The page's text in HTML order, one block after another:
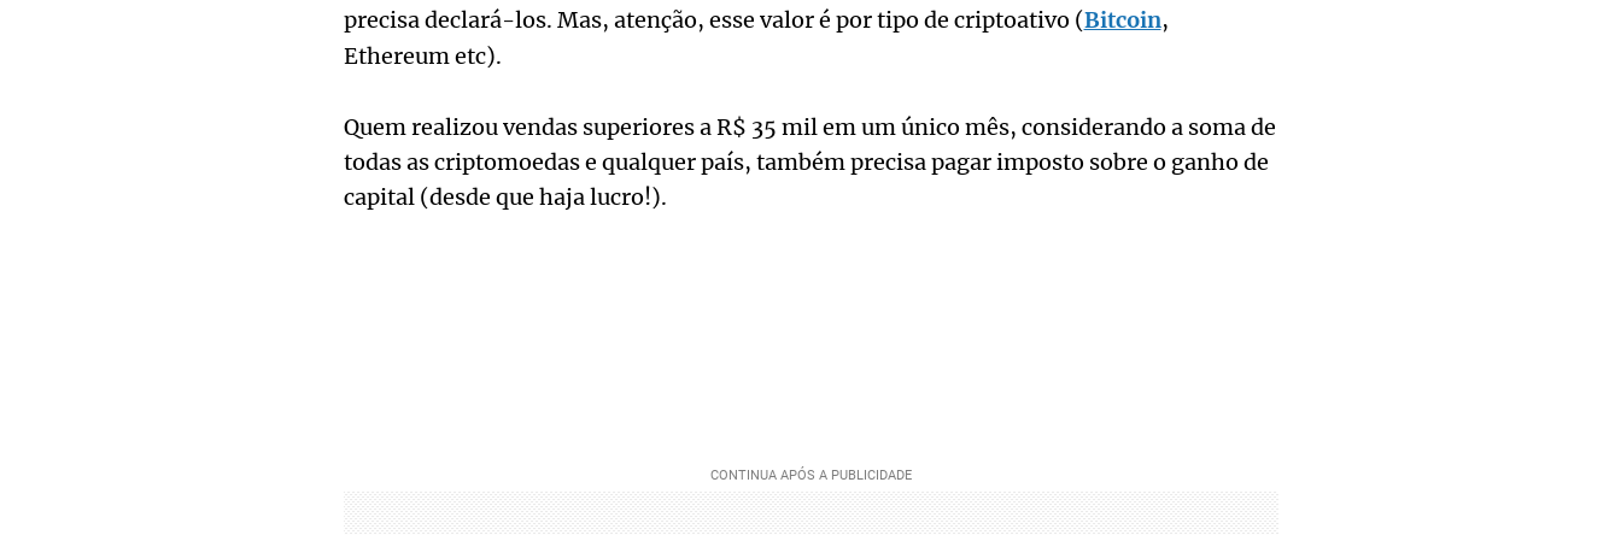
precisa declará-los. Mas, atenção, esse valor é por tipo de criptoativo (Bitcoin,
Ethereum etc).
Quem realizou vendas superiores a R$ 35 mil em um único mês, considerando a soma de
todas as criptomoedas e qualquer país, também precisa pagar imposto sobre o ganho de
capital (desde que haja lucro!).